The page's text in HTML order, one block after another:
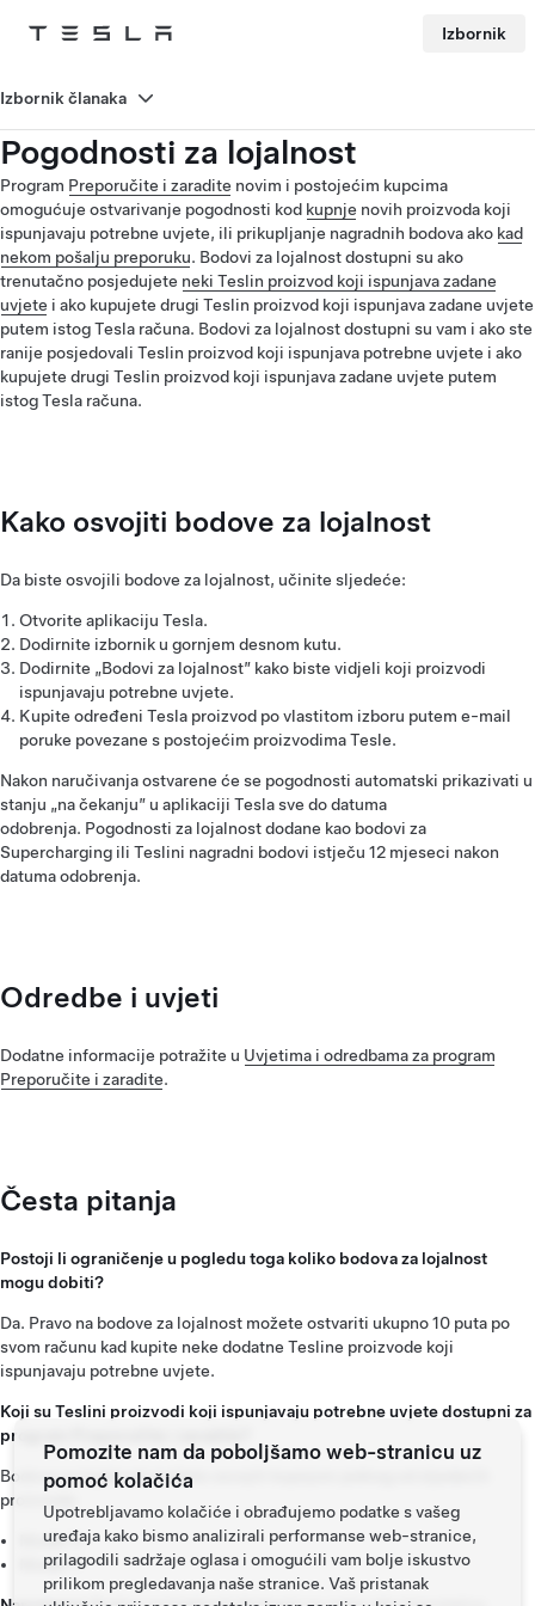
Tesla Izbornik
Pogodnosti za lojalnost
Program Preporučite i zaradite novim i postojećim kupcima
omogućuje ostvarivanje pogodnosti kod kupnje novih proizvoda koji
ispunjavaju potrebne uvjete, ili prikupljanje nagradnih bodova ako kad
nekom pošalju preporuku. Bodovi za lojalnost dostupni su ako
trenutačno posjedujete neki Teslin proizvod koji ispunjava zadane
uvjete i ako kupujete drugi Teslin proizvod koji ispunjava zadane uvjete
putem istog Tesla računa. Bodovi za lojalnost dostupni su vam i ako ste
ranije posjedovali Teslin proizvod koji ispunjava potrebne uvjete i ako
kupujete drugi Teslin proizvod koji ispunjava zadane uvjete putem
istog Tesla računa.
Kako osvojiti bodove za lojalnost
Da biste osvojili bodove za lojalnost, učinite sljedeće:
Otvorite aplikaciju Tesla.
Dodirnite izbornik u gornjem desnom kutu.
Dodirnite „Bodovi za lojalnost” kako biste vidjeli koji proizvodi
ispunjavaju potrebne uvjete.
Kupite određeni Tesla proizvod po vlastitom izboru putem e-mail
poruke povezane s postojećim proizvodima Tesle.
Nakon naručivanja ostvarene će se pogodnosti automatski prikazivati u
stanju „na čekanju” u aplikaciji Tesla sve do datuma
odobrenja. Pogodnosti za lojalnost dodane kao bodovi za
Supercharging ili Teslini nagradni bodovi istječu 12 mjeseci nakon
datuma odobrenja.
Odredbe i uvjeti
Dodatne informacije potražite u Uvjetima i odredbama za program
Preporučite i zaradite.
Česta pitanja
Postoji li ograničenje u pogledu toga koliko bodova za lojalnost
mogu dobiti?
Da. Pravo na bodove za lojalnost možete ostvariti ukupno 10 puta po
svom računu kad kupite neke dodatne Tesline proizvode koji
ispunjavaju potrebne uvjete.
Koji su Teslini proizvodi koji ispunjavaju potrebne uvjete dostupni za
program Preporučite i zaradite?
Bodove za lojalnost možete osvojiti kupnjom jednog od sljedećih
proizvoda:
Model 3
Model Y
Izbornik članaka
Pomozite nam da poboljšamo web-stranicu uz
pomoć kolačića
Upotrebljavamo kolačiće i obrađujemo podatke s vašeg
uređaja kako bismo analizirali performanse web-stranice,
prilagodili sadržaje oglasa i omogućili vam bolje iskustvo
prilikom pregledavanja naše stranice. Vaš pristanak